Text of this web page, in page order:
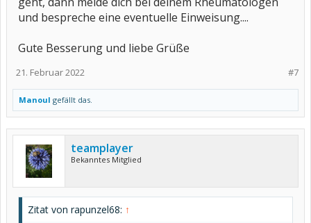
und bespreche eine eventuelle Einweisung....
Gute Besserung und liebe Grüße
#7
21. Februar 2022
Manoul gefällt das.
teamplayer
Bekanntes Mitglied
Zitat von rapunzel68: ↑